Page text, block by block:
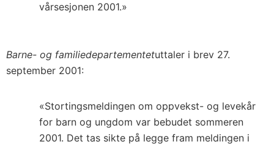
vårsesjonen 2001.»
Barne- og familiedepartementetuttaler i brev 27.
september 2001:
«Stortingsmeldingen om oppvekst- og levekår
for barn og ungdom var bebudet sommeren
2001. Det tas sikte på legge fram meldingen i